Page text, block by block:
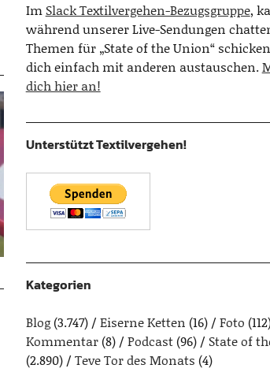
Im Slack Textilvergehen-Bezugsgruppe,
während unserer Live-Sendungen
Themen für „State of the Union“
dich einfach mit anderen austauschen.
dich hier an!
Unterstützt Textilvergehen!
Kategorien
Blog(3.747) Eiserne Ketten (16) Foto
Kommentar(8) Podcast(96)
State of
(2.890)
Teve Tor des Monats (4)